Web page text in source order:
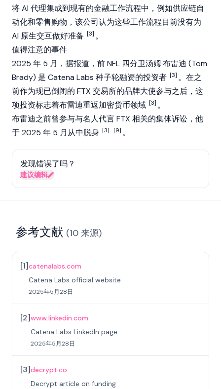
将AI 代理集成到现有的金融工作流程中，例如供应链自
动化和零售购物，该公司认为这些工作流程目前没有为
AI 原生交互做好准备 [3] 。
值得注意的事件
2025 年 5 月，据报道，前 NFL 四分卫汤姆·布雷迪 (Tom
Brady) 是 Catena Labs 种子轮融资的投资者 [3] 。在之
前作为现已倒闭的 FTX 交易所的品牌大使参与之后，这
项投资标志着布雷迪重返加密货币领域 [3] 。
布雷迪之前曾参与与名人代言 FTX 相关的集体诉讼，他
于 2025 年 5 月从中脱身 [3] [9] 。
发现错误了吗？
建议编辑
参考文献 (10 来源)
[1]catenalabs.com
Catena Labs official website
2025年5月28日
[2]www.linkedin.com
Catena Labs LinkedIn page
2025年5月28日
[3]decrypt.co
Decrypt article on funding